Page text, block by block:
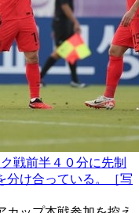
戦前半４０分に先制
分け合っている。［写